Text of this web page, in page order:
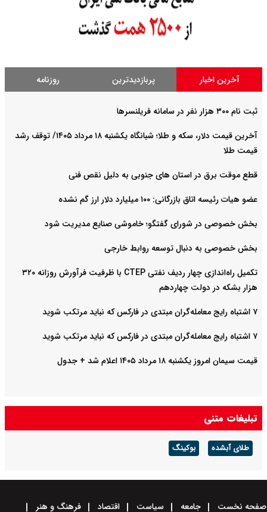
آخرین اخبار پربازدیدترین روزنامه
ثبت نام ۳۰۰ هزار نفر در سامانه فریلنسرها
آخرین قیمت دلار، سکه و طلا؛ شبانگاه یکشنبه ۱۸ مرداد ۱۴۰۵/ توقف رشد
قیمت طلا
قطع موقت برق در استان های جنوبی به دلیل نقص فنی
عضو هیات رئیسه اتاق بازرگانی: ۱۰۰ میلیارد دلار ارز گم نشده
بخش خصوصی در شورای گفتگو؛ خاموشی صنایع مدیریت شود
بخش خصوصی به دنبال توسعه روابط خارجی
تکمیل راه‌اندازی چهار ردیف نفتی CTEP با ظرفیت فرآورش روزانه ۳۲۰
هزار بشکه در دولت چهاردهم
۷ اشتباه رایج معامله‌گران مبتدی در فارکس که نباید مرتکب شوید
۷ اشتباه رایج معامله‌گران مبتدی در فارکس که نباید مرتکب شوید
قیمت سیمان امروز یکشنبه ۱۸ مرداد ۱۴۰۵ اعلام شد + جدول
تبلیغات متنی
طلای آبشده بوکینگ
صفحه نخست جامعه سیاست اقتصاد فرهنگ و هنر